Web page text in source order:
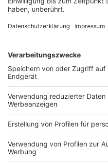
Diese Tradition besteht
Englands, laufen
sehr steilen Hügel
Gehirnerschütterungen
dabei fast schon
im Mai findet dieser
Mann oder die schnellste
3 bis 4 Kilo schwere Laib
war dies im Übrigen
nach Zielankunft für eine
war. Ihren Angaben